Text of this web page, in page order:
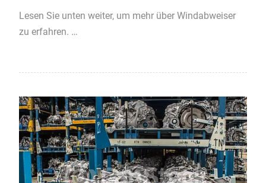
Lesen Sie unten weiter, um mehr über Windabweiser
zu erfahren. …